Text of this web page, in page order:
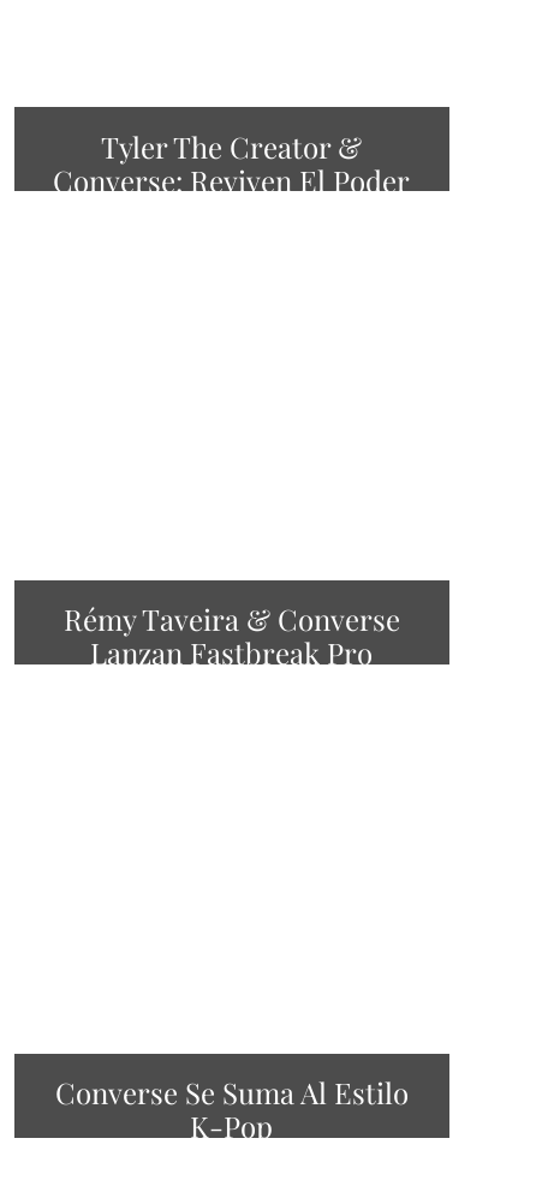
Tyler The Creator &
Converse: Reviven El Poder
Rémy Taveira & Converse
Lanzan Fastbreak Pro
Converse Se Suma Al Estilo
K-Pop